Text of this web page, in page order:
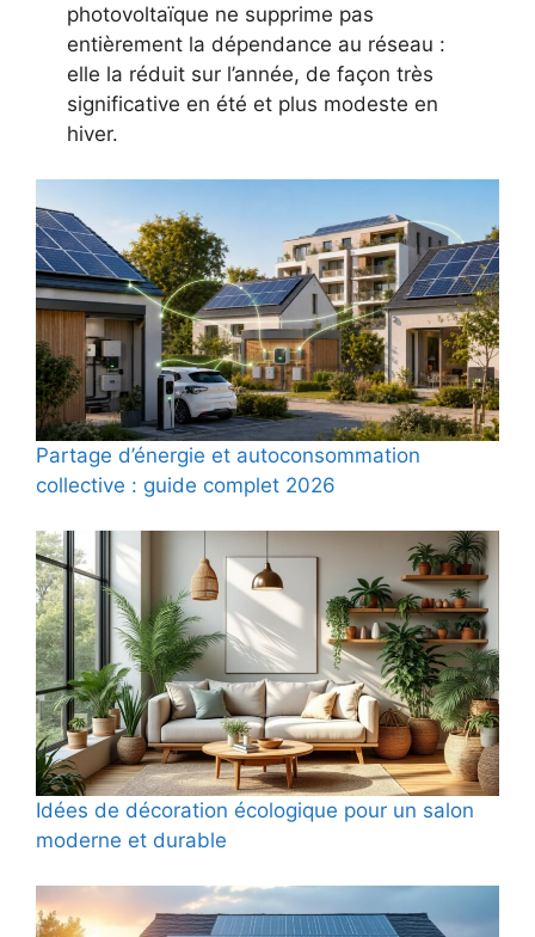
photovoltaïque ne supprime pas
entièrement la dépendance au réseau :
elle la réduit sur l’année, de façon très
significative en été et plus modeste en
hiver.
Partage d’énergie et autoconsommation
collective : guide complet 2026
Idées de décoration écologique pour un salon
moderne et durable